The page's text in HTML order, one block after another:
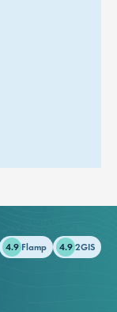
4.9 Flamp 4.9 2GIS